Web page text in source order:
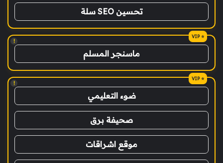
تحسين SEO سلة
!
ماسنجر المسلم
!
ضوء التعليمي
صحيفة برق
موقع اشراقات